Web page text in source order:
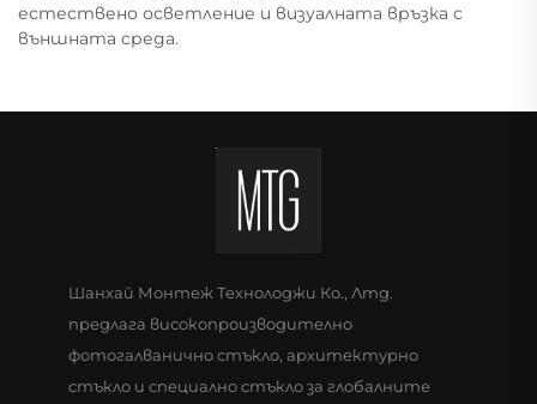
естествено осветление и визуалната връзка с
външната среда.
Шанхай Монтеж Технолоджи Ко., Лтд.
предлага високопроизводително
фотогалванично стъкло, архитектурно
стъкло и специално стъкло за глобалните